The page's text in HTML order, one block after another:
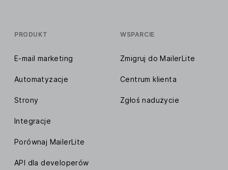
PRODUKT
E-mail marketing
Automatyzacje
Strony
Integracje
Porównaj MailerLite
API dla developerów
WSPARCIE
Zmigruj do MailerLite
Centrum klienta
Zgłoś nadużycie